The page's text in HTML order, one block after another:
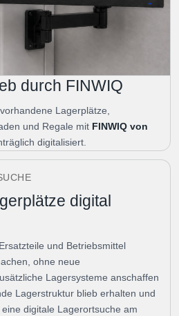
durch FINWIQ
Lagerplätze,
und Regale mit FINWIQ von
digitalisiert.
digital
und Betriebsmittel
ohne neue
Lagersysteme anschaffen
Lagerstruktur blieb erhalten und
digitale Lagerortsuche am